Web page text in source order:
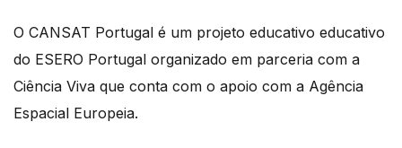
O CANSAT Portugal é um projeto educativo educativo
do ESERO Portugal organizado em parceria com a
Ciência Viva que conta com o apoio com a Agência
Espacial Europeia.